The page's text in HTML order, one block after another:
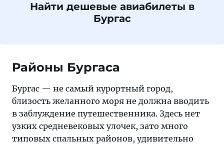
Найти дешевые авиабилеты в
Бургас
Районы Бургаса
Бургас — не самый курортный город,
близость желанного моря не должна вводить
в заблуждение путешественника. Здесь нет
узких средневековых улочек, зато много
типовых спальных районов, удивительно